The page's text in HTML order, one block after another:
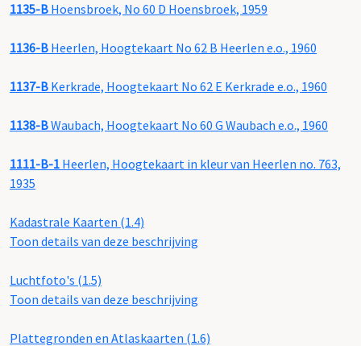
1135-B Hoensbroek, No 60 D Hoensbroek, 1959
1136-B Heerlen, Hoogtekaart No 62 B Heerlen e.o., 1960
1137-B Kerkrade, Hoogtekaart No 62 E Kerkrade e.o., 1960
1138-BWaubach, Hoogtekaart No 60 G Waubach e.o., 1960
1111-B-1 Heerlen, Hoogtekaart in kleur van Heerlen no. 763,
1935
Kadastrale Kaarten (1.4)
Toon details van deze beschrijving
Luchtfoto's (1.5)
Toon details van deze beschrijving
Plattegronden en Atlaskaarten (1.6)